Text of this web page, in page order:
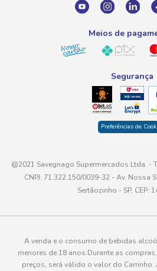
atendimento@savegnago.com.br
Meios de
Segurança
Preferências de
@2021 Savegnago Supermercados Ltda.
CNPJ: 71.322.150/0039-32 - Av. Nossa
Sertãozinho - SP, CEP:
A venda e o consumo de bebidas
menores de 18 anos.Durante as
preços, será válido o valor do